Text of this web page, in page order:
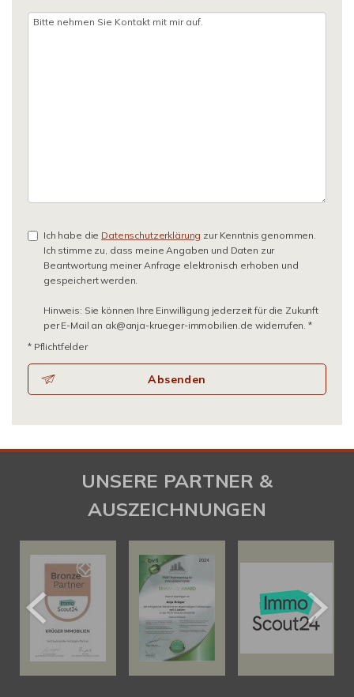
Ich habe die Datenschutzerklärung zur Kenntnis genommen.
Ich stimme zu, dass meine Angaben und Daten zur
Beantwortung meiner Anfrage elektronisch erhoben und
gespeichert werden.
Hinweis: Sie können Ihre Einwilligung jederzeit für die Zukunft
per E-Mail an ak@anja-krueger-immobilien.de widerrufen. *
* Pflichtfelder
Absenden
UNSERE PARTNER &
AUSZEICHNUNGEN